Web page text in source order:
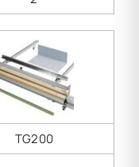
TG200